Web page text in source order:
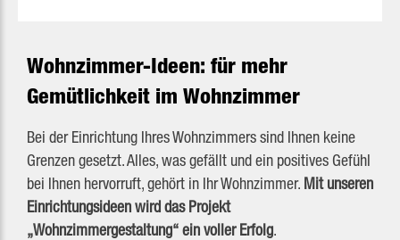
Wohnzimmer-Ideen: für mehr
Gemütlichkeit im Wohnzimmer
Bei der Einrichtung Ihres Wohnzimmers sind Ihnen keine
Grenzen gesetzt. Alles, was gefällt und ein positives Gefühl
bei Ihnen hervorruft, gehört in Ihr Wohnzimmer. Mit unseren
Einrichtungsideen wird das Projekt
„Wohnzimmergestaltung“ ein voller Erfolg.